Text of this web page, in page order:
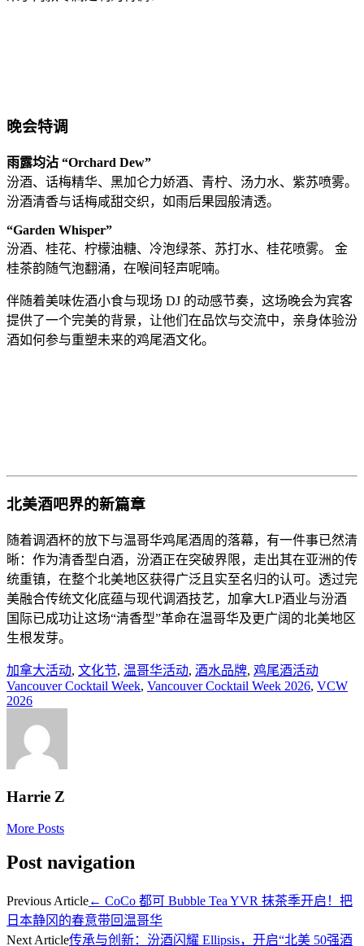
晚会特调
雨露均沾 “Orchard Dew”
汾酒、话梅精华、黑加仑力娇酒、青柠、汤力水、紫苏喷雾。
汾酒清香与话梅咸甜交织，如雨后果园般清透。
“Garden Whisper”
汾酒、桂花、柠檬油糖、冷泡绿茶、苏打水、桂花喷雾。 金
桂茶韵随气泡翻涌，在喉间轻声呢喃。
伴随着美味佐酒小食与现场 DJ 的动感节奏，这场晚会为宾客
提供了一个完美的背景，让他们在品饮与交流中，亲身体验汾
酒如何参与重塑未来的鸡尾酒文化。
北美酒吧界的新篇章
随着调酒杯的放下与温哥华鸡尾酒周的落幕，有一件事已然清
晰：作为清香型白酒，汾酒正在突破界限，走出其在亚洲的传
统重镇，在整个北美地区获得广泛且实至名归的认可。透过完
美融合传统文化底蕴与现代调酒技艺，加拿大LP酒业与汾酒
国际已成功让这场“清香型”革命在温哥华及更广阔的北美地区
生根发芽。
加拿大活动, 文化节, 温哥华活动, 酒水品牌, 鸡尾酒活动
Vancouver Cocktail Week, Vancouver Cocktail Week 2026, VCW
2026
Harrie Z
More Posts
Post navigation
Previous Article← CoCo 都可 Bubble Tea YVR 抹茶季开启！把
日本静冈的春意带回温哥华
Next Article传承与创新：汾酒闪耀 Ellipsis，开启“北美 50强酒